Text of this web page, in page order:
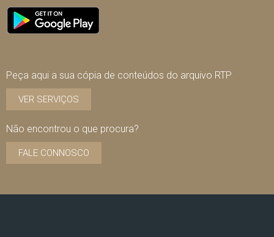
Peça aqui a sua cópia de conteúdos do arquivo RTP
VER SERVIÇOS
Não encontrou o que procura?
FALE CONNOSCO